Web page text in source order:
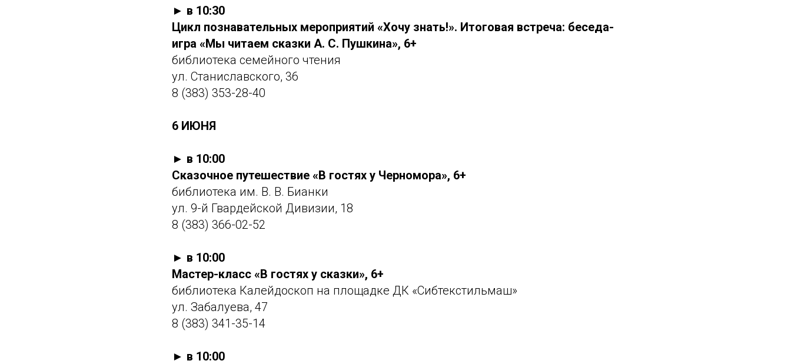
► в 10:30
Цикл познавательных мероприятий «Хочу знать!». Итоговая встреча: беседа-
игра «Мы читаем сказки А. С. Пушкина», 6+
библиотека семейного чтения
ул. Станиславского, 36
8 (383) 353-28-40
6 ИЮНЯ
► в 10:00
Сказочное путешествие «В гостях у Черномора», 6+
библиотека им. В. В. Бианки
ул. 9-й Гвардейской Дивизии, 18
8 (383) 366-02-52
► в 10:00
Мастер-класс «В гостях у сказки», 6+
библиотека Калейдоскоп на площадке ДК «Сибтекстильмаш»
ул. Забалуева, 47
8 (383) 341-35-14
► в 10:00